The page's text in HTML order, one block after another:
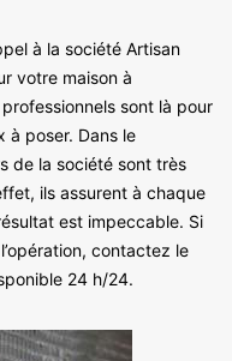
à la société Artisan
votre maison à
sont là pour
à poser. Dans le
de la société sont très
ils assurent à chaque
est impeccable. Si
contactez le
24 h/24.